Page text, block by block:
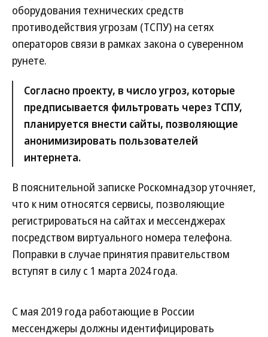
оборудования технических средств
противодействия угрозам (ТСПУ) на сетях
операторов связи в рамках закона о суверенном
рунете.
Согласно проекту, в число угроз, которые
предписывается фильтровать через ТСПУ,
планируется внести сайты, позволяющие
анонимизировать пользователей
интернета.
В пояснительной записке Роскомнадзор уточняет,
что к ним относятся сервисы, позволяющие
регистрироваться на сайтах и мессенджерах
посредством виртуального номера телефона.
Поправки в случае принятия правительством
вступят в силу с 1 марта 2024 года.
С мая 2019 года работающие в России
мессенджеры должны идентифицировать